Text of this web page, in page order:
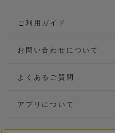
ご利用ガイド
お問い合わせについて
よくあるご質問
アプリについて